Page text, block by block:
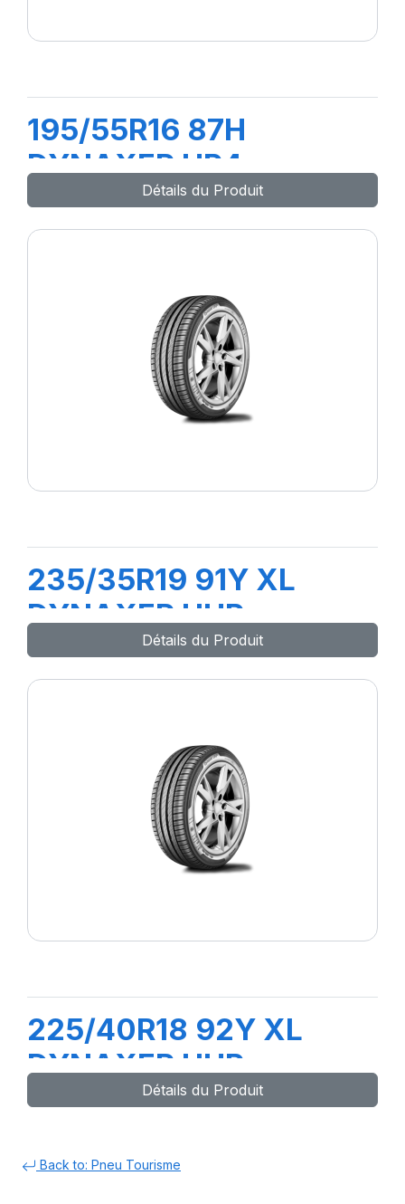
195/55R16 87H
DYNAXER HP4
Détails du Produit
235/35R19 91Y XL
DYNAXER UHP
Détails du Produit
225/40R18 92Y XL
DYNAXER UHP
Détails du Produit
Back to: Pneu Tourisme